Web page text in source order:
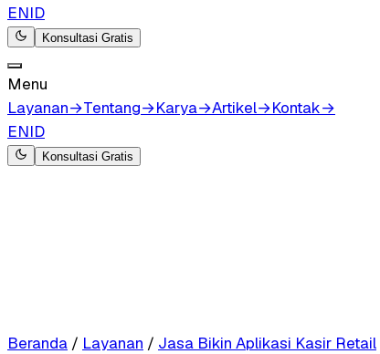
ENID
Konsultasi Gratis
Menu
Layanan→Tentang→Karya→Artikel→Kontak→
ENID
Konsultasi Gratis
Beranda / Layanan / Jasa Bikin Aplikasi Kasir Retail